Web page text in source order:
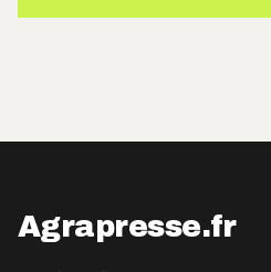
Agrapresse.fr